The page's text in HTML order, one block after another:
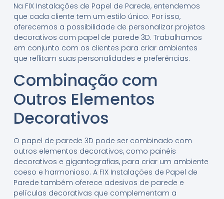
Na FIX Instalações de Papel de Parede, entendemos
que cada cliente tem um estilo único. Por isso,
oferecemos a possibilidade de personalizar projetos
decorativos com papel de parede 3D. Trabalhamos
em conjunto com os clientes para criar ambientes
que reflitam suas personalidades e preferências.
Combinação com
Outros Elementos
Decorativos
O papel de parede 3D pode ser combinado com
outros elementos decorativos, como painéis
decorativos e gigantografias, para criar um ambiente
coeso e harmonioso. A FIX Instalações de Papel de
Parede também oferece adesivos de parede e
películas decorativas que complementam a